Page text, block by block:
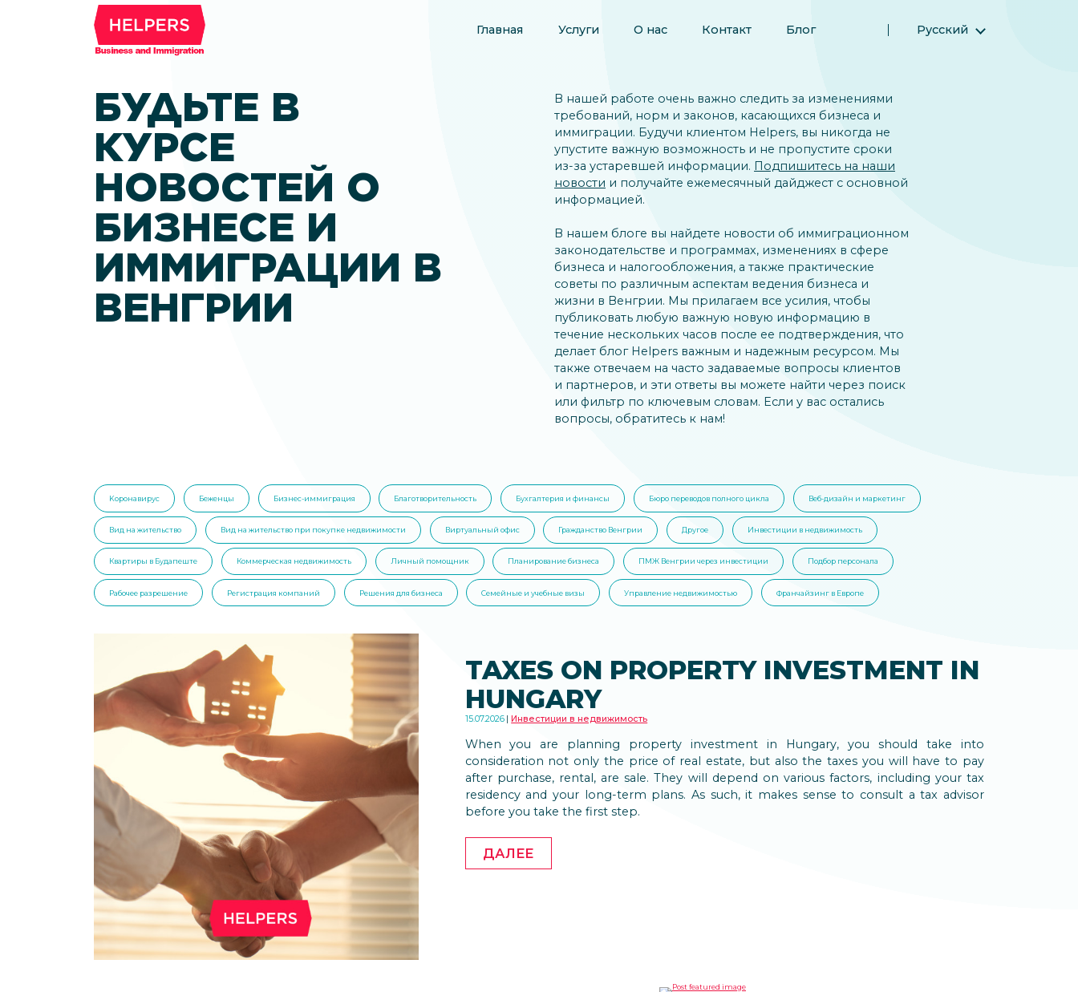
Главная Услуги О нас Контакт Блог Русский
Español (Испанский)
Türkçe (Турецкий)
БУДЬТЕ В
КУРСЕ
НОВОСТЕЙ О
БИЗНЕСЕ И
ИММИГРАЦИИ В
ВЕНГРИИ
В нашей работе очень важно следить за изменениями
требований, норм и законов, касающихся бизнеса и
иммиграции. Будучи клиентом Helpers, вы никогда не
упустите важную возможность и не пропустите сроки
из-за устаревшей информации. Подпишитесь на наши
новости и получайте ежемесячный дайджест с основной
информацией.
В нашем блоге вы найдете новости об иммиграционном
законодательстве и программах, изменениях в сфере
бизнеса и налогообложения, а также практические
советы по различным аспектам ведения бизнеса и
жизни в Венгрии. Мы прилагаем все усилия, чтобы
публиковать любую важную новую информацию в
течение нескольких часов после ее подтверждения, что
делает блог Helpers важным и надежным ресурсом. Мы
также отвечаем на часто задаваемые вопросы клиентов
и партнеров, и эти ответы вы можете найти через поиск
или фильтр по ключевым словам. Если у вас остались
вопросы, обратитесь к нам!
Kоронавирус Беженцы Бизнес-иммиграция Благотворительность Бухгалтерия и финансы Бюро переводов полного цикла Веб-дизайн и маркетинг
Вид на жительство Вид на жительство при покупке недвижимости Виртуальный офис Гражданство Венгрии Другое Инвестиции в недвижимость
Квартиры в Будапеште Коммерческая недвижимость Личный помощник Планирование бизнеса ПМЖ Венгрии через инвестиции Подбор персонала
Рабочее разрешение Регистрация компаний Решения для бизнеса Семейные и учебные визы Управление недвижимостью Франчайзинг в Европе
TAXES ON PROPERTY INVESTMENT IN
HUNGARY
15.07.2026 Инвестиции в недвижимость
When you are planning property investment in Hungary, you should take into
consideration not only the price of real estate, but also the taxes you will have to pay
after purchase, rental, are sale. They will depend on various factors, including your tax
residency and your long-term plans. As such, it makes sense to consult a tax advisor
before you take the first step.
ДАЛЕЕ